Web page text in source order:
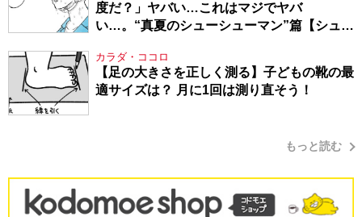
度だ？」ヤバい…これはマジでヤバ
い…。“真夏のシューシューマン”篇【シュー
カラダ・ココロ
【足の大きさを正しく測る】子どもの靴の最
適サイズは？ 月に1回は測り直そう！
もっと読む